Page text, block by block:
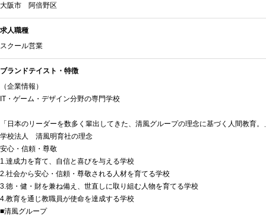
大阪市 阿倍野区
求人職種
スクール営業
ブランドテイスト・特徴
（企業情報）
IT・ゲーム・デザイン分野の専門学校
「日本のリーダーを数多く輩出してきた、清風グループの理念に基づく人間教育。
学校法人 清風明育社の理念
安心・信頼・尊敬
1.達成力を育て、自信と喜びを与える学校
2.社会から安心・信頼・尊敬される人材を育てる学校
3.徳・健・財を兼ね備え、世直しに取り組む人物を育てる学校
4.教育を通じ教職員が使命を達成する学校
■清風グループ